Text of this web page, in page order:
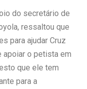
do secretário de
ressaltou que
para ajudar Cruz
apoiar o petista em
que ele tem
para a